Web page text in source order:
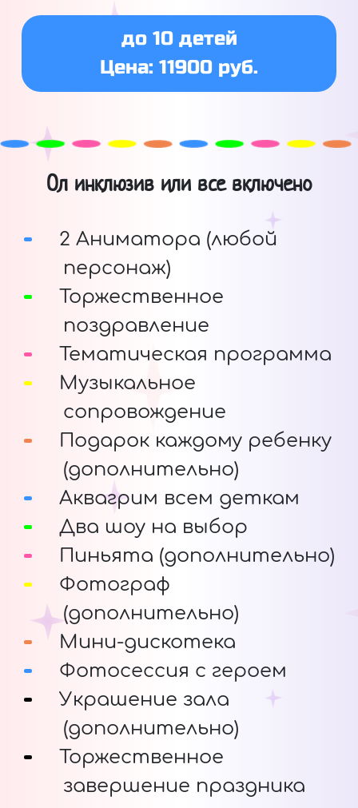
до 10 детей
Цена: 11900 руб.
Ол инклюзив или все включено
2 Аниматора (любой
персонаж)
Торжественное
поздравление
Тематическая программа
Музыкальное
сопровождение
Подарок каждому ребенку
(дополнительно)
Аквагрим всем деткам
Два шоу на выбор
Пиньята (дополнительно)
Фотограф
(дополнительно)
Мини-дискотека
Фотосессия с героем
Украшение зала
(дополнительно)
Торжественное
завершение праздника